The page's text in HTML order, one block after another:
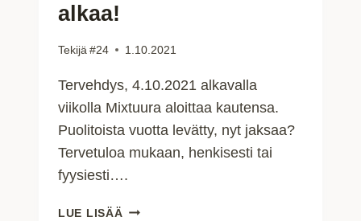
alkaa!
Tekijä #24 1.10.2021
Tervehdys, 4.10.2021 alkavalla
viikolla Mixtuura aloittaa kautensa.
Puolitoista vuotta levätty, nyt jaksaa?
Tervetuloa mukaan, henkisesti tai
fyysiesti….
LUE LISÄÄ PELIKAUSI